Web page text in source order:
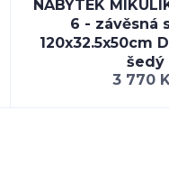
NÁBYTEK
6 - závěsná
120x32.5x50cm
šedý
3 770